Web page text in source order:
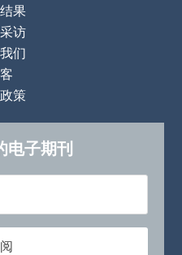
果
访
们
策
电子期刊